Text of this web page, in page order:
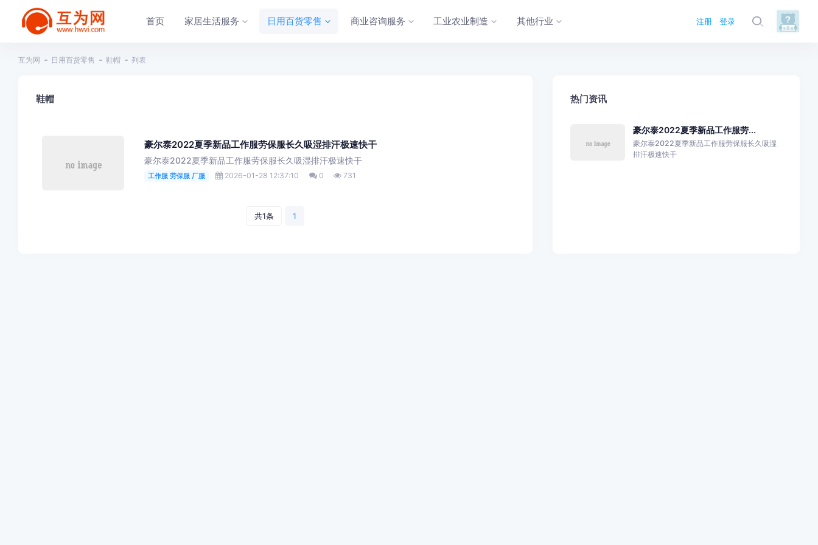
首页 家居生活服务 日用百货零售 商业咨询服务 工业农业制造 其他行业 注册 登录
互为网 日用百货零售 鞋帽 列表
鞋帽
豪尔泰2022夏季新品工作服劳保服长久吸湿排汗极速快干
豪尔泰2022夏季新品工作服劳保服长久吸湿排汗极速快干
工作服 劳保服 厂服 2026-01-28 12:37:10 0 731
共1条 1
热门资讯
豪尔泰2022夏季新品工作服劳...
豪尔泰2022夏季新品工作服劳保服长久吸湿
排汗极速快干